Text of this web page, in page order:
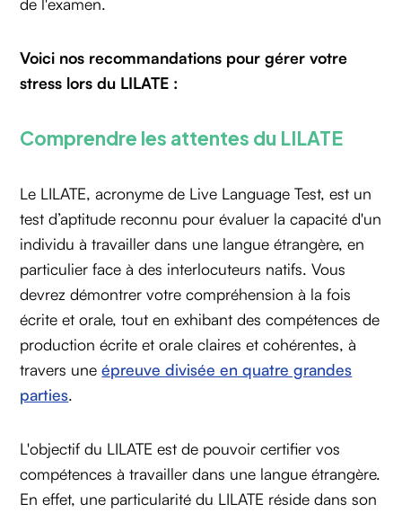
Voici nos recommandations pour gérer votre
stress lors du LILATE :
Comprendre les attentes du LILATE
Le LILATE, acronyme de Live Language Test, est un
test d’aptitude reconnu pour évaluer la capacité d'un
individu à travailler dans une langue étrangère, en
particulier face à des interlocuteurs natifs. Vous
devrez démontrer votre compréhension à la fois
écrite et orale, tout en exhibant des compétences de
production écrite et orale claires et cohérentes, à
travers uneépreuve divisée en quatre grandes
parties.
L'objectif du LILATE est de pouvoir certifier vos
compétences à travailler dans une langue étrangère.
En effet, une particularité du LILATE réside dans son